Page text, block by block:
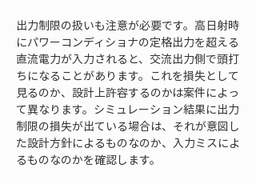
出力制限の扱いも注意が必要です。高日射時
にパワーコンディショナの定格出力を超える
直流電力が入力されると、交流出力側で頭打
ちになることがあります。これを損失として
見るのか、設計上許容するのかは案件によっ
て異なります。シミュレーション結果に出力
制限の損失が出ている場合は、それが意図し
た設計方針によるものなのか、入力ミスによ
るものなのかを確認します。